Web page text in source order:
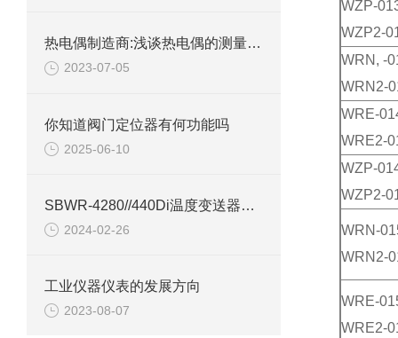
热电偶制造商:浅谈热电偶的测量原理及优点
2023-07-05
你知道阀门定位器有何功能吗
2025-06-10
SBWR-4280//440Di温度变送器产品介绍
2024-02-26
工业仪器仪表的发展方向
2023-08-07
WZP-
WZP2-
WRN, -
WRN2-
WRE-
WRE2-
WZP-
WZP2-
WRN-
WRN2-
WRE-
WRE2-